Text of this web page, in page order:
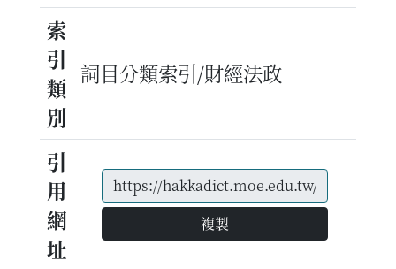
索
引
類
別
詞目分類索引/財經法政
引
用
網
址
複製